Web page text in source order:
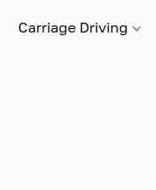
Carriage Driving